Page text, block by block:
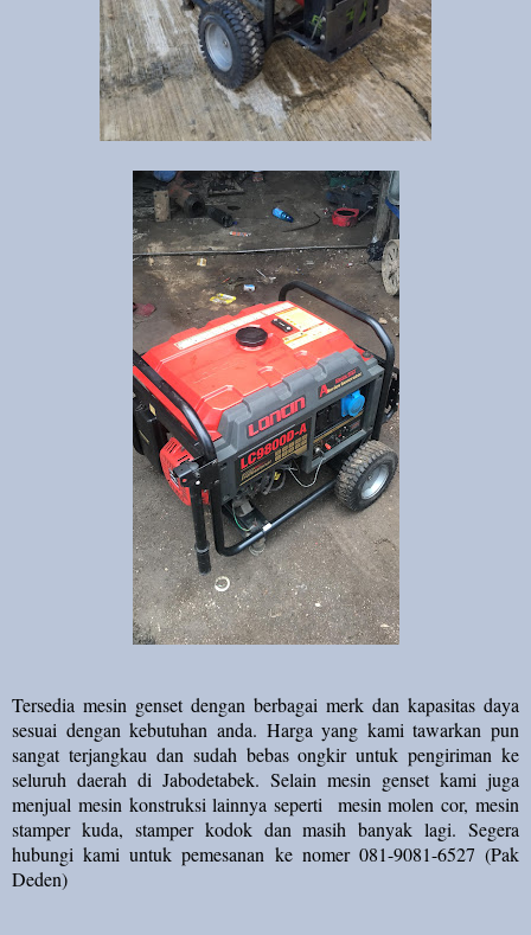
Tersedia mesin genset dengan berbagai merk dan kapasitas daya
sesuai dengan kebutuhan anda. Harga yang kami tawarkan pun
sangat terjangkau dan sudah bebas ongkir untuk pengiriman ke
seluruh daerah di Jabodetabek. Selain mesin genset kami juga
menjual mesin konstruksi lainnya seperti mesin molen cor, mesin
stamper kuda, stamper kodok dan masih banyak lagi. Segera
hubungi kami untuk pemesanan ke nomer 081-9081-6527 (Pak
Deden)